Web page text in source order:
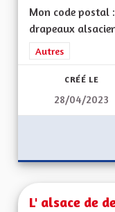
Mon code postal
drapeaux
Filtrer les
Autres
CRÉÉ LE
28/04/2023
L' alsace de